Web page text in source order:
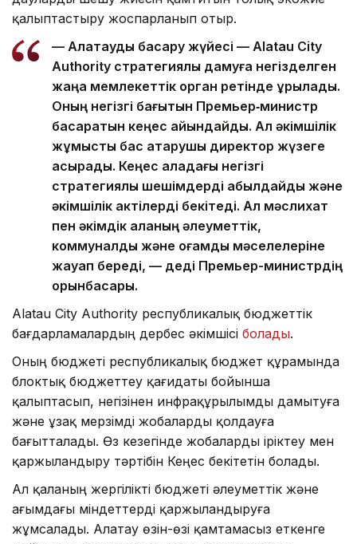
қалыптастыру жоспарланып отыр.
— Алатауды басқару жүйесі — Alatau City
Authority стратегиялық дамуға негізделген
жаңа мемлекеттік орган ретінде құрылады.
Оның негізгі бағытын Премьер‑министр
басқаратын кеңес айқындайды. Ал әкімшілік
жұмысты бас атқарушы директор жүзеге
асырады. Кеңес қаладағы негізгі
стратегиялық шешімдерді қабылдайды және
әкімшілік актілерді бекітеді. Ал мәслихат
пен әкімдік қаланың әлеуметтік,
коммуналдық және қоғамдық мәселелеріне
жауап береді, — деді Премьер-министрдің
орынбасары.
Alatau City Authority республикалық бюджеттік
бағдарламалардың дербес әкімшісі болады.
Оның бюджеті республикалық бюджет құрамында
блоктық бюджеттеу қағидаты бойынша
қалыптасып, негізінен инфрақұрылымды дамытуға
және ұзақ мерзімді жобаларды қолдауға
бағытталады. Өз кезегінде жобаларды іріктеу мен
қаржыландыру тәртібін Кеңес бекітетін болады.
Ал қаланың жергілікті бюджеті әлеуметтік және
ағымдағы міндеттерді қаржыландыруға
жұмсалады. Алатау өзін-өзі қамтамасыз еткенге